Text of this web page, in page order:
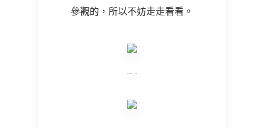
參觀的，所以不妨走走看看。